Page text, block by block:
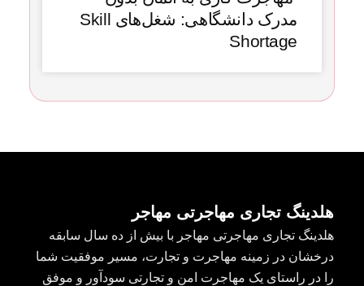
مدرک دانشگاهی: شغل‌های Skill
Shortage
هلدینگ تجاری مهاجرتی مهاجر
هلدینگ تجاری مهاجرتی مهاجر با بیش از ده سال سابقه
درخشان در زمینه مهاجرت و تجارت، مسیر موفقیت شما
را در راستای یک مهاجرت امن و تجارتی سودآور و موفق